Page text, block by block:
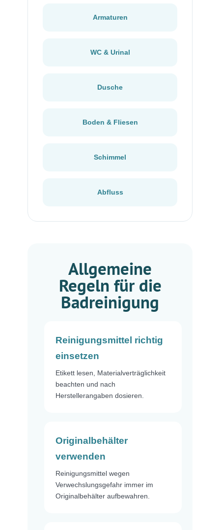
Armaturen
WC & Urinal
Dusche
Boden & Fliesen
Schimmel
Abfluss
Allgemeine
Regeln für die
Badreinigung
Reinigungsmittel richtig
einsetzen
Etikett lesen, Materialverträglichkeit
beachten und nach
Herstellerangaben dosieren.
Originalbehälter
verwenden
Reinigungsmittel wegen
Verwechslungsgefahr immer im
Originalbehälter aufbewahren.